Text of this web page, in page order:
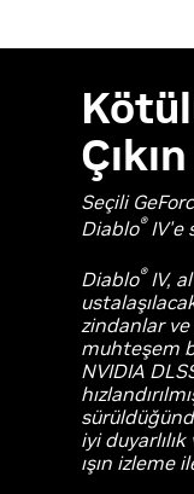
Çıkın
Seçili
Diablo®IV'e
Diablo®IV,
zindanlar
muhteşem
NVIDIA
iyi
ışın izleme